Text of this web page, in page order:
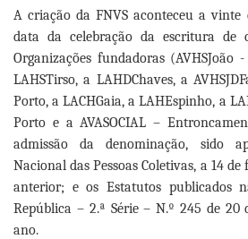
A criação da FNVS aconteceu a
data da celebração da escritura de
Organizações fundadoras (AVHSJoão
LAHSTirso, a LAHDChaves, a
Porto, a LACHGaia, a LAHEspinho, a
Porto e a AVASOCIAL –
admissão da denominação, sido
Nacional das Pessoas Coletivas, a 14
anterior; e os Estatutos publicados
República – 2.ª Série – N.º 245 de 20
ano.